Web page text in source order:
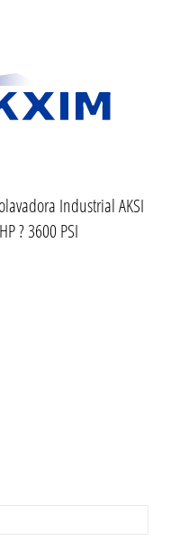
Industrial AKSI
? 3600 PSI